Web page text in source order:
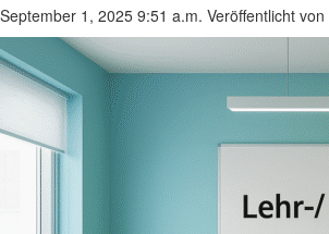
September 1, 2025 9:51 a.m. Veröffentlicht von